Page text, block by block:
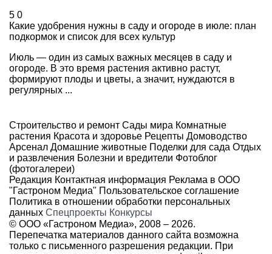
5 0
Какие удобрения нужны в саду и огороде в июле: план
подкормок и список для всех культур
Июль — один из самых важных месяцев в саду и
огороде. В это время растения активно растут,
формируют плоды и цветы, а значит, нуждаются в
регулярных ...
Строительство и ремонт Сады мира Комнатные
растения Красота и здоровье Рецепты Домоводство
Арсенал Домашние животные Поделки для сада Отдых
и развлечения Болезни и вредители Фотоблог
(фотогалереи)
Редакция Контактная информация Реклама в ООО
"Гастроном Медиа" Пользовательское соглашение
Политика в отношении обработки персональных
данных Спецпроекты Конкурсы
© ООО «Гастроном Медиа», 2008 – 2026.
Перепечатка материалов данного сайта возможна
только с письменного разрешения редакции. При